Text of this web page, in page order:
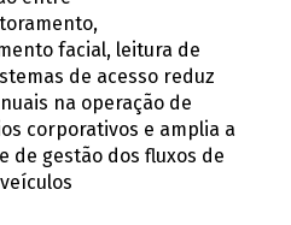
facial, leitura de
de acesso reduz
na operação de
corporativos e amplia a
de gestão dos fluxos de